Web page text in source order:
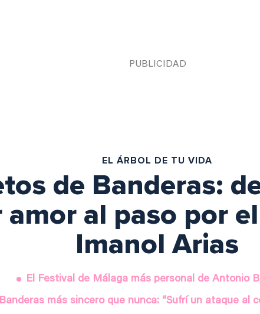
EL ÁRBOL DE TU VIDA
de Banderas:
al paso por
Imanol Arias
El Festival de Málaga más personal de Antonio
más sincero que nunca: “Sufrí un ataque al